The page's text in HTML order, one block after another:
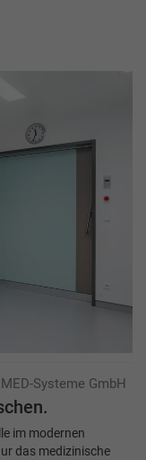
Systeme GmbH
im modernen
das medizinische